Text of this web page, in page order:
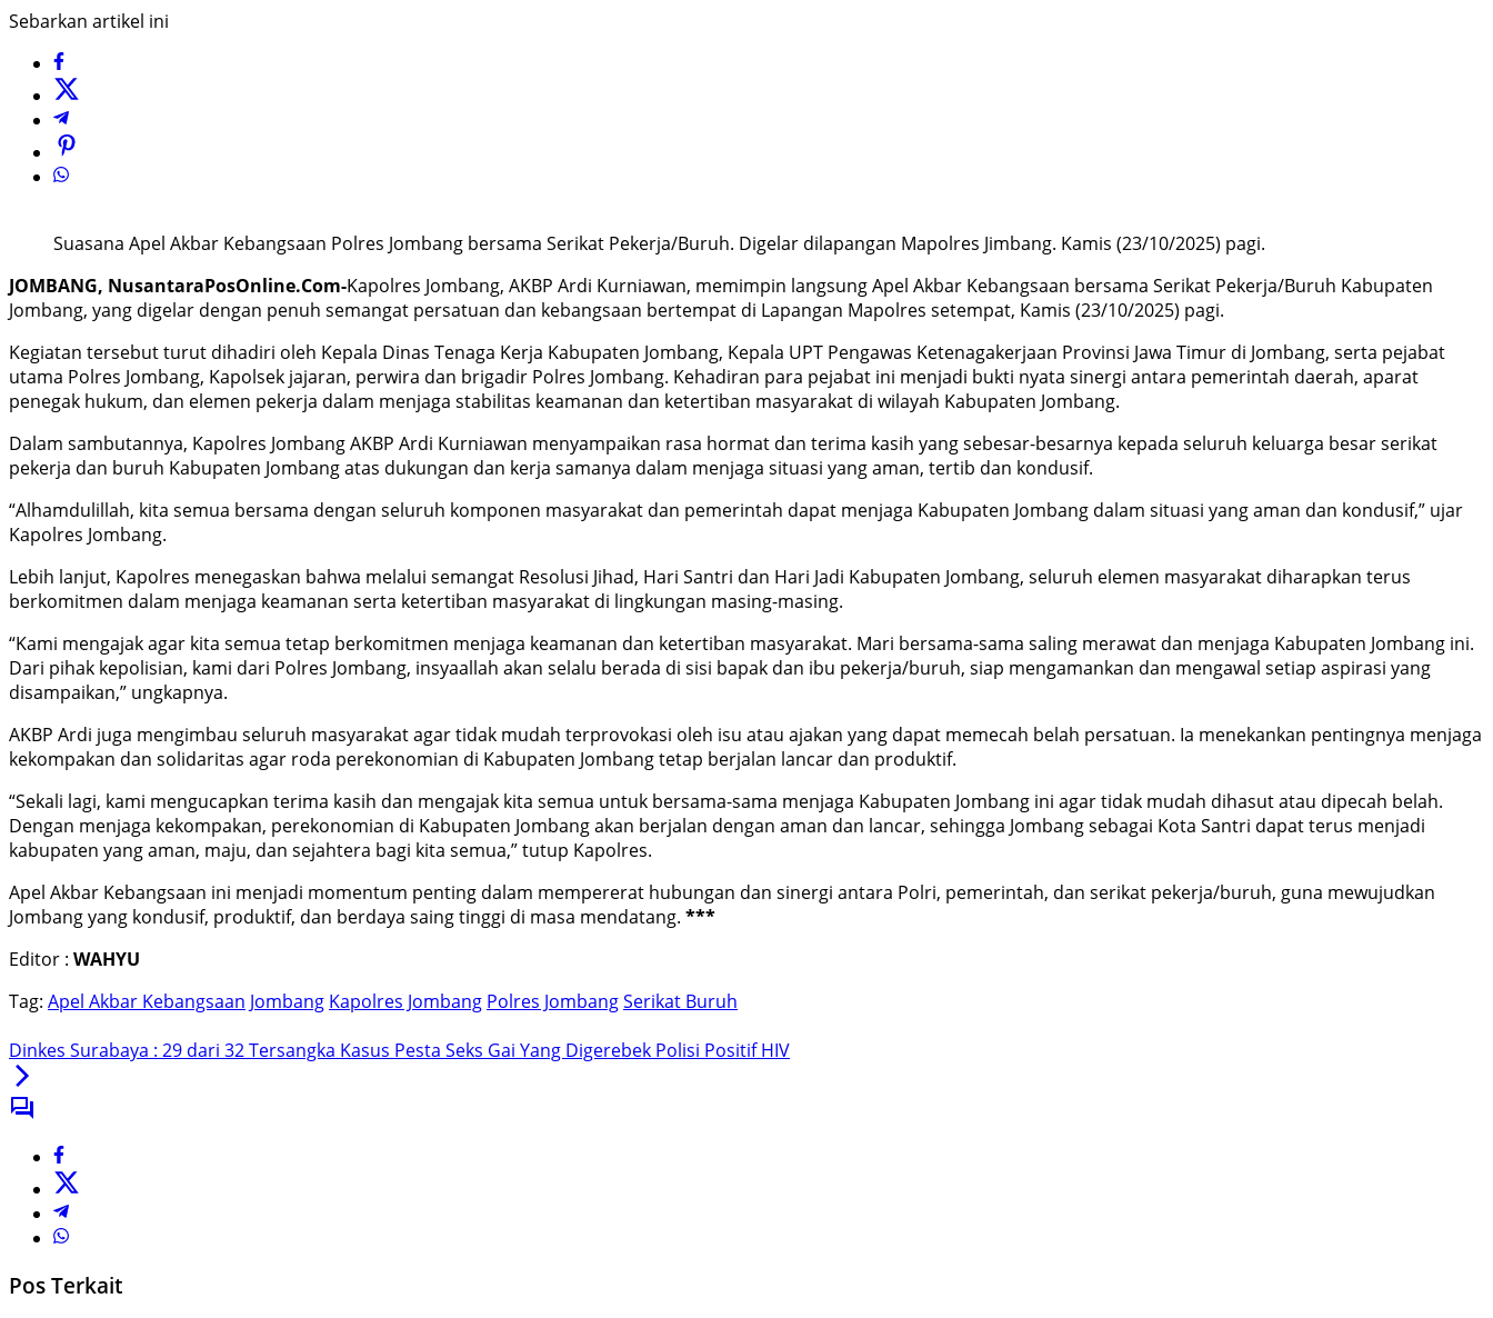
Sebarkan artikel ini
Suasana Apel Akbar Kebangsaan Polres Jombang bersama Serikat Pekerja/Buruh. Digelar dilapangan Mapolres Jimbang. Kamis (23/10/2025) pagi.
JOMBANG, NusantaraPosOnline.Com-Kapolres Jombang, AKBP Ardi Kurniawan, memimpin langsung Apel Akbar Kebangsaan bersama Serikat Pekerja/Buruh Kabupaten
Jombang, yang digelar dengan penuh semangat persatuan dan kebangsaan bertempat di Lapangan Mapolres setempat, Kamis (23/10/2025) pagi.
Kegiatan tersebut turut dihadiri oleh Kepala Dinas Tenaga Kerja Kabupaten Jombang, Kepala UPT Pengawas Ketenagakerjaan Provinsi Jawa Timur di Jombang, serta pejabat
utama Polres Jombang, Kapolsek jajaran, perwira dan brigadir Polres Jombang. Kehadiran para pejabat ini menjadi bukti nyata sinergi antara pemerintah daerah, aparat
penegak hukum, dan elemen pekerja dalam menjaga stabilitas keamanan dan ketertiban masyarakat di wilayah Kabupaten Jombang.
Dalam sambutannya, Kapolres Jombang AKBP Ardi Kurniawan menyampaikan rasa hormat dan terima kasih yang sebesar-besarnya kepada seluruh keluarga besar serikat
pekerja dan buruh Kabupaten Jombang atas dukungan dan kerja samanya dalam menjaga situasi yang aman, tertib dan kondusif.
“Alhamdulillah, kita semua bersama dengan seluruh komponen masyarakat dan pemerintah dapat menjaga Kabupaten Jombang dalam situasi yang aman dan kondusif,” ujar
Kapolres Jombang.
Lebih lanjut, Kapolres menegaskan bahwa melalui semangat Resolusi Jihad, Hari Santri dan Hari Jadi Kabupaten Jombang, seluruh elemen masyarakat diharapkan terus
berkomitmen dalam menjaga keamanan serta ketertiban masyarakat di lingkungan masing-masing.
“Kami mengajak agar kita semua tetap berkomitmen menjaga keamanan dan ketertiban masyarakat. Mari bersama-sama saling merawat dan menjaga Kabupaten Jombang ini.
Dari pihak kepolisian, kami dari Polres Jombang, insyaallah akan selalu berada di sisi bapak dan ibu pekerja/buruh, siap mengamankan dan mengawal setiap aspirasi yang
disampaikan,” ungkapnya.
AKBP Ardi juga mengimbau seluruh masyarakat agar tidak mudah terprovokasi oleh isu atau ajakan yang dapat memecah belah persatuan. Ia menekankan pentingnya menjaga
kekompakan dan solidaritas agar roda perekonomian di Kabupaten Jombang tetap berjalan lancar dan produktif.
“Sekali lagi, kami mengucapkan terima kasih dan mengajak kita semua untuk bersama-sama menjaga Kabupaten Jombang ini agar tidak mudah dihasut atau dipecah belah.
Dengan menjaga kekompakan, perekonomian di Kabupaten Jombang akan berjalan dengan aman dan lancar, sehingga Jombang sebagai Kota Santri dapat terus menjadi
kabupaten yang aman, maju, dan sejahtera bagi kita semua,” tutup Kapolres.
Apel Akbar Kebangsaan ini menjadi momentum penting dalam mempererat hubungan dan sinergi antara Polri, pemerintah, dan serikat pekerja/buruh, guna mewujudkan
Jombang yang kondusif, produktif, dan berdaya saing tinggi di masa mendatang. ***
Editor : WAHYU
Tag: Apel Akbar Kebangsaan Jombang Kapolres Jombang Polres JombangSerikat Buruh
Dinkes Surabaya : 29 dari 32 Tersangka Kasus Pesta Seks Gai Yang Digerebek Polisi Positif HIV
Pos Terkait